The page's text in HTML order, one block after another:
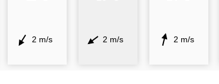
2 m/s 2 m/s 2 m/s